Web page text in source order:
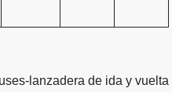
lanzadera de ida y vuelta